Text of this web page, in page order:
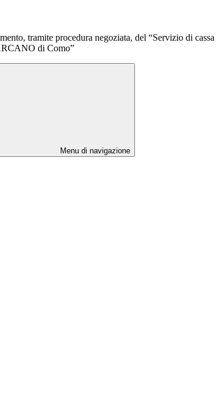
tramite procedura negoziata, del “Servizio di cassa
di Como”
Menu di navigazione